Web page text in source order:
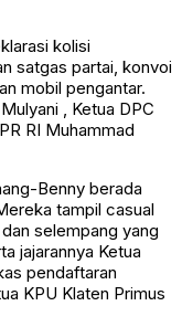
kolisi
satgas partai, konvoi
mobil pengantar.
, Ketua DPC
RI Muhammad
Benny berada
tampil casual
selempang yang
jajarannya Ketua
pendaftaran
KPU Klaten Primus